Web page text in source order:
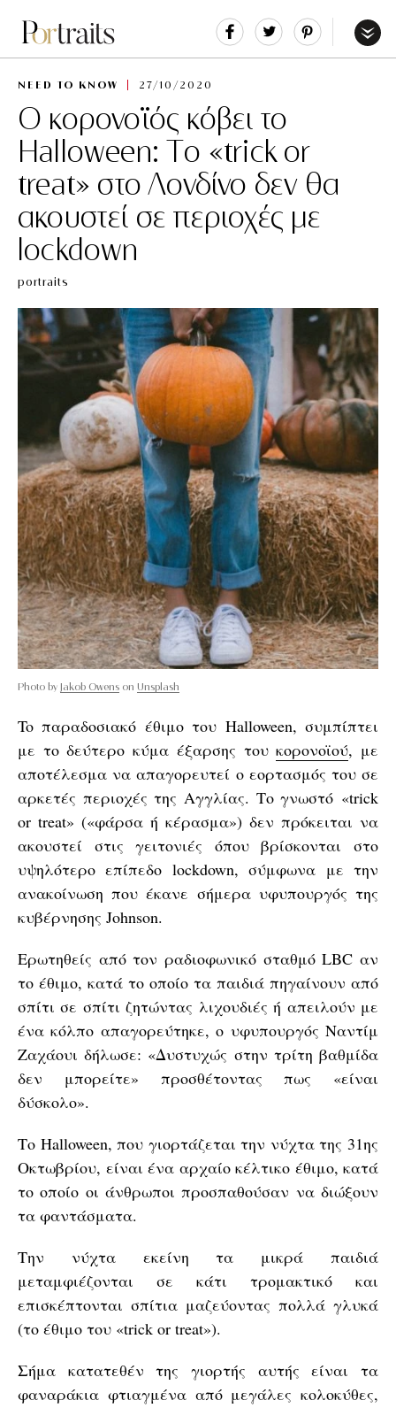
Share Tweet
NEED TO KNOW 27/10/2020
Ο κορονοϊός κόβει το
Halloween: Tο «trick or
treat» στο Λονδίνο δεν θα
ακουστεί σε περιοχές με
lockdown
portraits
Photo by Jakob Owens on Unsplash
To παραδοσιακό έθιμο του Halloween, συμπίπτει
με το δεύτερο κύμα έξαρσης τουκορονοϊού, με
αποτέλεσμα να απαγορευτεί ο εορτασμός του σε
αρκετές περιοχές της Αγγλίας. Το γνωστό «trick
or treat» («φάρσα ή κέρασμα») δεν πρόκειται να
ακουστεί στις γειτονιές όπου βρίσκονται στο
υψηλότερο επίπεδο lockdown, σύμφωνα με την
ανακοίνωση που έκανε σήμερα υφυπουργός της
κυβέρνησης Johnson.
Ερωτηθείς από τον ραδιοφωνικό σταθμό LBC αν
το έθιμο, κατά το οποίο τα παιδιά πηγαίνουν από
σπίτι σε σπίτι ζητώντας λιχουδιές ή απειλούν με
ένα κόλπο απαγορεύτηκε, ο υφυπουργός Ναντίμ
Ζαχάουι δήλωσε: «Δυστυχώς στην τρίτη βαθμίδα
δεν μπορείτε» προσθέτοντας πως «είναι
δύσκολο».
Το Halloween, που γιορτάζεται την νύχτα της 31ης
Οκτωβρίου, είναι ένα αρχαίο κέλτικο έθιμο, κατά
το οποίο οι άνθρωποι προσπαθούσαν να διώξουν
τα φαντάσματα.
Την νύχτα εκείνη τα μικρά παιδιά
μεταμφιέζονται σε κάτι τρομακτικό και
επισκέπτονται σπίτια μαζεύοντας πολλά γλυκά
(το έθιμο του «trick or treat»).
Σήμα κατατεθέν της γιορτής αυτής είναι τα
φαναράκια φτιαγμένα από μεγάλες κολοκύθες,